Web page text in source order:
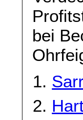
bei